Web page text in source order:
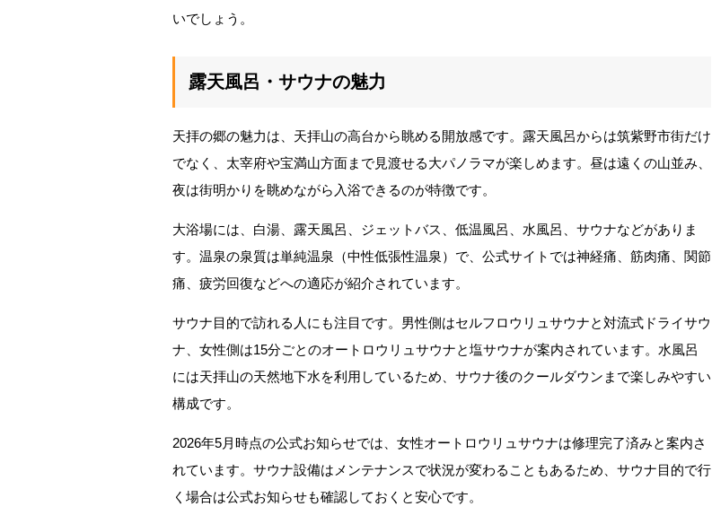
いでしょう。
露天風呂・サウナの魅力
天拝の郷の魅力は、天拝山の高台から眺める開放感です。露天風呂からは筑紫野市街だけ
でなく、太宰府や宝満山方面まで見渡せる大パノラマが楽しめます。昼は遠くの山並み、
夜は街明かりを眺めながら入浴できるのが特徴です。
大浴場には、白湯、露天風呂、ジェットバス、低温風呂、水風呂、サウナなどがありま
す。温泉の泉質は単純温泉（中性低張性温泉）で、公式サイトでは神経痛、筋肉痛、関節
痛、疲労回復などへの適応が紹介されています。
サウナ目的で訪れる人にも注目です。男性側はセルフロウリュサウナと対流式ドライサウ
ナ、女性側は15分ごとのオートロウリュサウナと塩サウナが案内されています。水風呂
には天拝山の天然地下水を利用しているため、サウナ後のクールダウンまで楽しみやすい
構成です。
2026年5月時点の公式お知らせでは、女性オートロウリュサウナは修理完了済みと案内さ
れています。サウナ設備はメンテナンスで状況が変わることもあるため、サウナ目的で行
く場合は公式お知らせも確認しておくと安心です。